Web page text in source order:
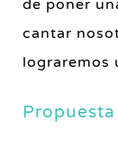
de poner
cantar
lograremos